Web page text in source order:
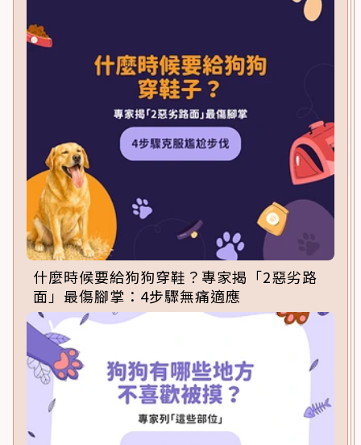
什麼時候要給狗狗穿鞋？專家揭「2惡劣路
面」最傷腳掌：4步驟無痛適應